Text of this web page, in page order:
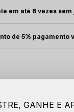
em até 6 vezes
de 5% pagamento
GANHE E